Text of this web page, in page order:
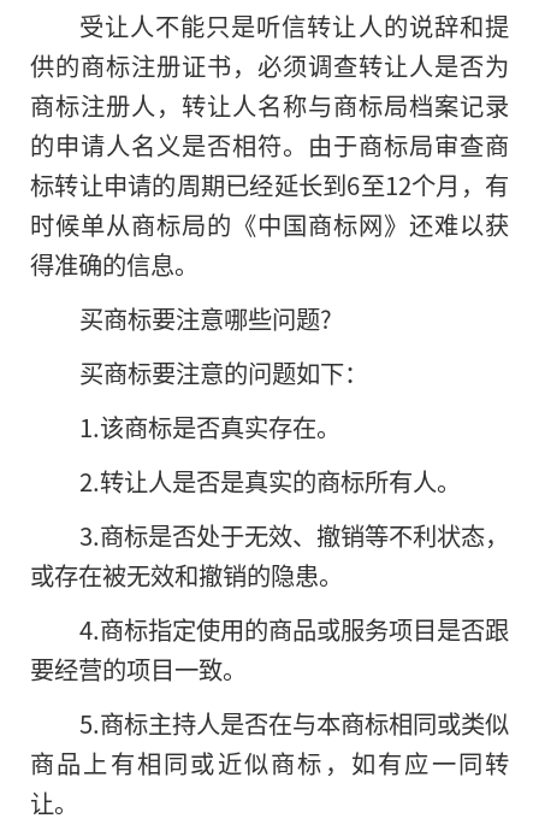
受让人不能只是听信转让人的说辞和提
供的商标注册证书，必须调查转让人是否为
商标注册人，转让人名称与商标局档案记录
的申请人名义是否相符。由于商标局审查商
标转让申请的周期已经延长到6至12个月，有
时候单从商标局的《中国商标网》还难以获
得准确的信息。
买商标要注意哪些问题?
买商标要注意的问题如下：
1.该商标是否真实存在。
2.转让人是否是真实的商标所有人。
3.商标是否处于无效、撤销等不利状态，
或存在被无效和撤销的隐患。
4.商标指定使用的商品或服务项目是否跟
要经营的项目一致。
5.商标主持人是否在与本商标相同或类似
商品上有相同或近似商标，如有应一同转
让。